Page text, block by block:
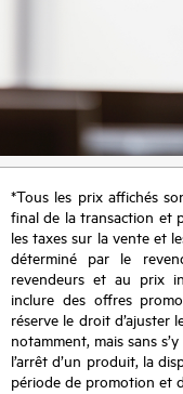
*Tous les prix affichés
final de la transaction et
les taxes sur la vente et
déterminé par le
revendeurs et au prix
inclure des offres
réserve le droit d’ajuster
notamment, mais sans
l’arrêt d’un produit, la
période de promotion et